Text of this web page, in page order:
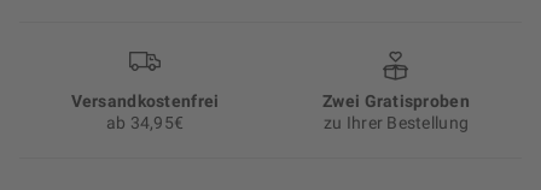
Versand­kosten­frei
ab 34,95€
Zwei Gratisproben
zu Ihrer Bestellung